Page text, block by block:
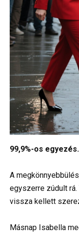
99,9%-os
A
egyszerre zúdult
vissza kellett
Másnap Isabella